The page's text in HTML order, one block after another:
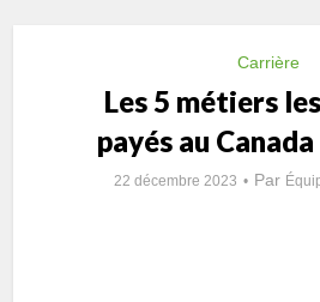
Carrière
Les 5 métiers
payés au
22 décembre 2023 Par